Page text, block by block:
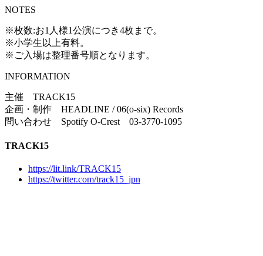
NOTES
※枚数:お1人様1公演につき4枚まで。
※小学生以上有料。
※ご入場は整理番号順となります。
INFORMATION
主催 TRACK15
企画・制作 HEADLINE / 06(o-six) Records
問い合わせ Spotify O-Crest 03-3770-1095
TRACK15
https://lit.link/TRACK15
https://twitter.com/track15_jpn